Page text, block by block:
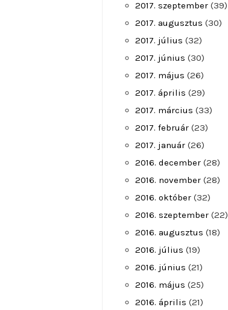
2017. szeptember (39)
2017. augusztus (30)
2017. július (32)
2017. június (30)
2017. május (26)
2017. április (29)
2017. március (33)
2017. február (23)
2017. január (26)
2016. december (28)
2016. november (28)
2016. október (32)
2016. szeptember (22)
2016. augusztus (18)
2016. július (19)
2016. június (21)
2016. május (25)
2016. április (21)